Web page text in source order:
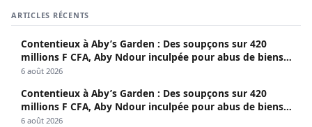
ARTICLES RÉCENTS
Contentieux à Aby’s Garden : Des soupçons sur 420
millions F CFA, Aby Ndour inculpée pour abus de biens
sociaux
6 août 2026
Contentieux à Aby’s Garden : Des soupçons sur 420
millions F CFA, Aby Ndour inculpée pour abus de biens
sociaux
6 août 2026